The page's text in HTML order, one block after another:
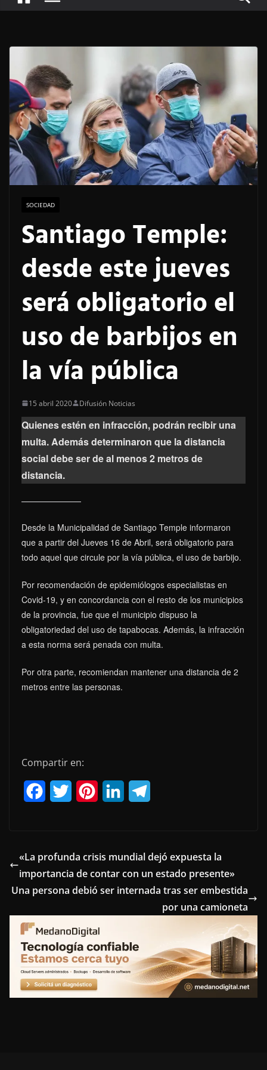
SOCIEDAD
Santiago Temple:
desde este jueves
será obligatorio el
uso de barbijos en
la vía pública
15 abril 2020 Difusión Noticias
Quienes estén en infracción, podrán recibir una
multa. Además determinaron que la distancia
social debe ser de al menos 2 metros de
distancia.
Desde la Municipalidad de Santiago Temple informaron
que a partir del Jueves 16 de Abril, será obligatorio para
todo aquel que circule por la vía pública, el uso de barbijo.
Por recomendación de epidemiólogos especialistas en
Covid-19, y en concordancia con el resto de los municipios
de la provincia, fue que el municipio dispuso la
obligatoriedad del uso de tapabocas. Además, la infracción
a esta norma será penada con multa.
Por otra parte, recomiendan mantener una distancia de 2
metros entre las personas.
Compartir en:
e
b
o
o
k
t
t
e
r
t
e
r
e
s
t
k
e
d
I
n
e
g
r
a
«La profunda crisis mundial dejó expuesta la
importancia de contar con un estado presente»
Una persona debió ser internada tras ser embestida
por una camioneta